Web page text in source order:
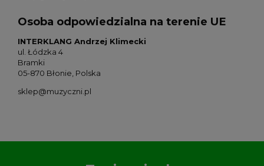
Osoba odpowiedzialna na terenie UE
INTERKLANG Andrzej Klimecki
ul. Łódzka 4
Bramki
05-870 Błonie, Polska
sklep@muzyczni.pl